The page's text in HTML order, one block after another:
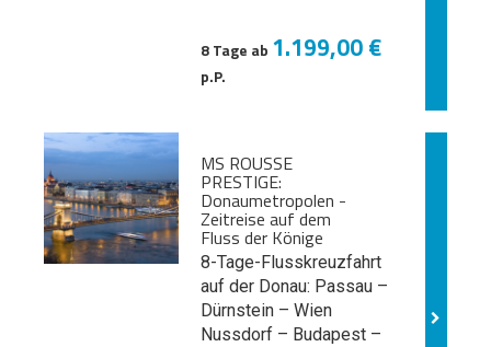
8 Tage ab 1.199,00 €
p.P.
MS ROUSSE
PRESTIGE:
Donaumetropolen -
Zeitreise auf dem
Fluss der Könige
8-Tage-Flusskreuzfahrt
auf der Donau: Passau –
Dürnstein – Wien
Nussdorf – Budapest –